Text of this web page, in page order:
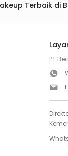
Terbaik di
PT